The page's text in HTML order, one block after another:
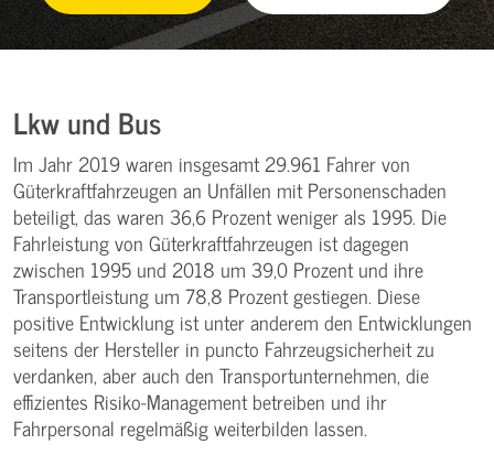
Lkw und Bus
Im Jahr 2019 waren insgesamt 29.961 Fahrer von
Güterkraftfahrzeugen an Unfällen mit Personenschaden
beteiligt, das waren 36,6 Prozent weniger als 1995. Die
Fahrleistung von Güterkraftfahrzeugen ist dagegen
zwischen 1995 und 2018 um 39,0 Prozent und ihre
Transportleistung um 78,8 Prozent gestiegen. Diese
positive Entwicklung ist unter anderem den Entwicklungen
seitens der Hersteller in puncto Fahrzeugsicherheit zu
verdanken, aber auch den Transportunternehmen, die
effizientes Risiko-Management betreiben und ihr
Fahrpersonal regelmäßig weiterbilden lassen.